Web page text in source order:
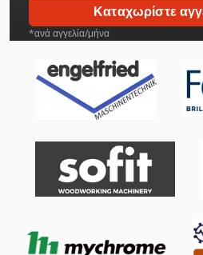
Καταχωρίστε
*ανά αγγελία/μήνα